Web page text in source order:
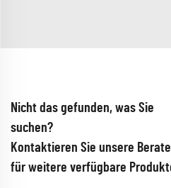
Nicht das gefunden, was Sie
suchen?
Kontaktieren Sie unsere
für weitere verfügbare